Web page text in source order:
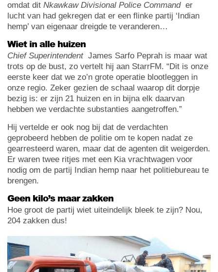
omdat dit Nkawkaw Divisional Police Commander
lucht van had gekregen dat er een flinke partij ‘Indian
hemp’ van eigenaar dreigde te veranderen…
Wiet in alle huizen
Chief SuperintendentJames Sarfo Peprah is maar wat
trots op de bust, zo vertelt hij aan StarrFM. “Dit is onze
eerste keer dat we zo’n grote operatie blootleggen in
onze regio. Zeker gezien de schaal waarop dit dorpje
bezig is: er zijn 21 huizen en in bijna elk daarvan
hebben we verdachte substanties aangetroffen.”
Hij vertelde er ook nog bij dat de verdachten
geprobeerd hebben de politie om te kopen nadat ze
gearresteerd waren, maar dat de agenten dit weigerden.
Er waren twee ritjes met een Kia vrachtwagen voor
nodig om de partij Indian hemp naar het politiebureau te
brengen.
Geen kilo’s maar zakken
Hoe groot de partij wiet uiteindelijk bleek te zijn? Nou,
204 zakken dus!